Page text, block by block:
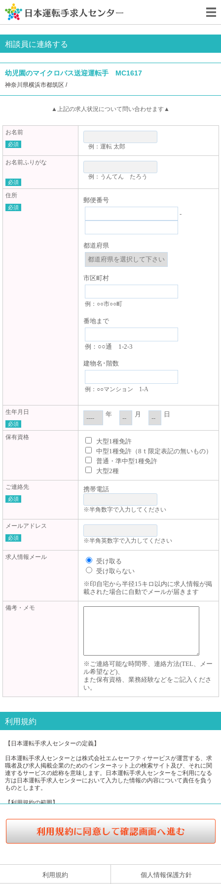
相談員に連絡する
幼児園のマイクロバス送迎運転手 MC1617
神奈川県横浜市都筑区 /
▲上記の求人状況について問い合わせます▲
お名前
必須 例：運転 太郎
お名前ふりがな
必須
例：うんてん たろう
住所
必須
郵便番号
-
都道府県
市区町村
例：○○市○○町
番地まで
例：○○通 1-2-3
建物名･階数
例：○○マンション 1-A
生年月日
必須
年 月 日
保有資格
大型1種免許
中型1種免許（8ｔ限定表記の無いもの）
普通・準中型1種免許
大型2種
ご連絡先
必須
携帯電話
※半角数字で入力してください
メールアドレス
必須 ※半角英数字で入力してください
求人情報メール
受け取る
受け取らない
※印自宅から半径15キロ以内に求人情報が掲
載された場合に自動でメールが届きます
備考・メモ
※ご連絡可能な時間帯、連絡方法(TEL、メー
ル希望など)、
また保有資格、業務経験などをご記入くださ
い。
利用規約
【日本運転手求人センターの定義】
日本運転手求人センターとは株式会社エムセーフティサービスが運営する、求
職者及び求人掲載企業のためのインターネット上の検索サイト及び、それに関
連するサービスの総称を意味します。日本運転手求人センターをご利用になる
方は日本運転手求人センターにおいて入力した情報の内容について責任を負う
ものとします。
【利用規約の範囲】
利用規約を承認するものとします。
【利用規約の変更】
の方法で、利用者に対してその旨を事前に告知するものとします。但し、天災
利用規約 個人情報保護方針